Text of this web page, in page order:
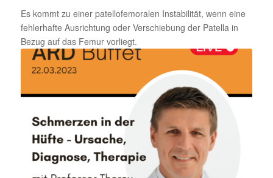
Es kommt zu einer patellofemoralen Instabilität, wenn eine
fehlerhafte Ausrichtung oder Verschiebung der Patella in
Bezug auf das Femur vorliegt.